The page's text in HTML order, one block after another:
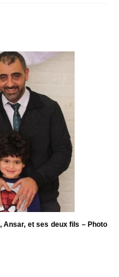
Ansar, et ses deux fils – Photo